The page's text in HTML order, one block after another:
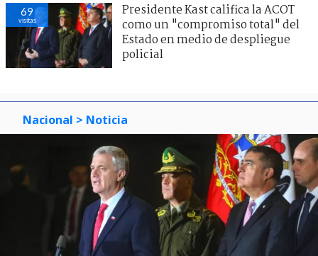
69
visitas
Presidente Kast califica la ACOT
como un "compromiso total" del
Estado en medio de despliegue
policial
Nacional > Noticia